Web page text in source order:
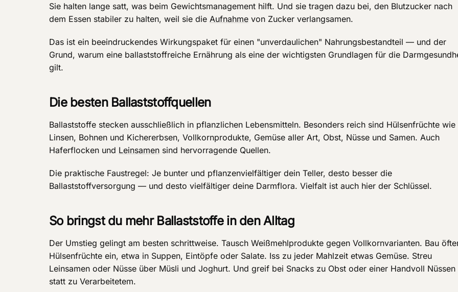
Sie halten lange satt, was beim Gewichtsmanagement hilft. Und sie tragen dazu bei, den Blutzucker nach
dem Essen stabiler zu halten, weil sie die Aufnahme von Zucker verlangsamen.
Das ist ein beeindruckendes Wirkungspaket für einen "unverdaulichen" Nahrungsbestandteil — und der
Grund, warum eine ballaststoffreiche Ernährung als eine der wichtigsten Grundlagen für die
gilt.
Die besten Ballaststoffquellen
Ballaststoffe stecken ausschließlich in pflanzlichen Lebensmitteln. Besonders reich sind Hülsenfrüchte wie
Linsen, Bohnen und Kichererbsen, Vollkornprodukte, Gemüse aller Art, Obst, Nüsse und Samen. Auch
Haferflocken und Leinsamen sind hervorragende Quellen.
Die praktische Faustregel: Je bunter und pflanzenvielfältiger dein Teller, desto besser die
Ballaststoffversorgung — und desto vielfältiger deine Darmflora. Vielfalt ist auch hier der Schlüssel.
So bringst du mehr Ballaststoffe in den Alltag
Der Umstieg gelingt am besten schrittweise. Tausch Weißmehlprodukte gegen Vollkornvarianten. Bau
Hülsenfrüchte ein, etwa in Suppen, Eintöpfe oder Salate. Iss zu jeder Mahlzeit etwas Gemüse. Streu
Leinsamen oder Nüsse über Müsli und Joghurt. Und greif bei Snacks zu Obst oder einer Handvoll Nüssen
statt zu Verarbeitetem.